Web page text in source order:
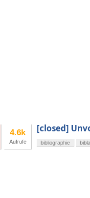
4.6k
Aufrufe
[closed]
bibliographie